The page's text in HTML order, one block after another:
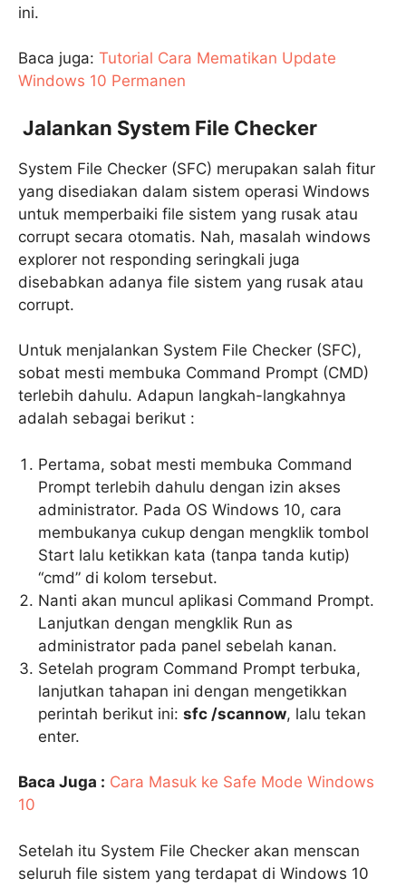
ini.
Baca juga: Tutorial Cara Mematikan Update
Windows 10 Permanen
Jalankan System File Checker
System File Checker (SFC) merupakan salah fitur
yang disediakan dalam sistem operasi Windows
untuk memperbaiki file sistem yang rusak atau
corrupt secara otomatis. Nah, masalah windows
explorer not responding seringkali juga
disebabkan adanya file sistem yang rusak atau
corrupt.
Untuk menjalankan System File Checker (SFC),
sobat mesti membuka Command Prompt (CMD)
terlebih dahulu. Adapun langkah-langkahnya
adalah sebagai berikut :
Pertama, sobat mesti membuka Command
Prompt terlebih dahulu dengan izin akses
administrator. Pada OS Windows 10, cara
membukanya cukup dengan mengklik tombol
Start lalu ketikkan kata (tanpa tanda kutip)
“cmd” di kolom tersebut.
Nanti akan muncul aplikasi Command Prompt.
Lanjutkan dengan mengklik Run as
administrator pada panel sebelah kanan.
Setelah program Command Prompt terbuka,
lanjutkan tahapan ini dengan mengetikkan
perintah berikut ini:sfc /scannow, lalu tekan
enter.
Baca Juga : Cara Masuk ke Safe Mode Windows
10
Setelah itu System File Checker akan menscan
seluruh file sistem yang terdapat di Windows 10